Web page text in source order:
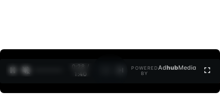
0:30 /
1:40
POWERED
BY
AdhubMedia